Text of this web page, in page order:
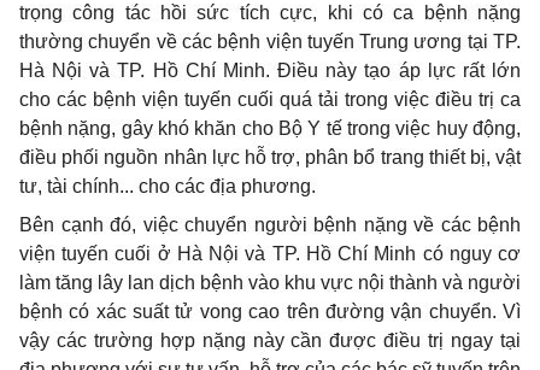
trọng công tác hồi sức tích cực, khi có ca bệnh nặng
thường chuyển về các bệnh viện tuyến Trung ương tại TP.
Hà Nội và TP. Hồ Chí Minh. Điều này tạo áp lực rất lớn
cho các bệnh viện tuyến cuối quá tải trong việc điều trị ca
bệnh nặng, gây khó khăn cho Bộ Y tế trong việc huy động,
điều phối nguồn nhân lực hỗ trợ, phân bổ trang thiết bị, vật
tư, tài chính... cho các địa phương.
Bên cạnh đó, việc chuyển người bệnh nặng về các bệnh
viện tuyến cuối ở Hà Nội và TP. Hồ Chí Minh có nguy cơ
làm tăng lây lan dịch bệnh vào khu vực nội thành và người
bệnh có xác suất tử vong cao trên đường vận chuyển. Vì
vậy các trường hợp nặng này cần được điều trị ngay tại